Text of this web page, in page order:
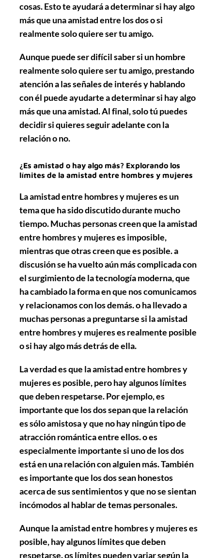
cosas. Esto te ayudará a determinar si hay algo
más que una amistad entre los dos o si
realmente solo quiere ser tu amigo.
Aunque puede ser difícil saber si un hombre
realmente solo quiere ser tu amigo, prestando
atención a las señales de interés y hablando
con él puede ayudarte a determinar si hay algo
más que una amistad. Al final, solo tú puedes
decidir si quieres seguir adelante con la
relación o no.
¿Es amistad o hay algo más? Explorando los
límites de la amistad entre hombres y mujeres
La amistad entre hombres y mujeres es un
tema que ha sido discutido durante mucho
tiempo. Muchas personas creen que la amistad
entre hombres y mujeres es imposible,
mientras que otras creen que es posible. a
discusión se ha vuelto aún más complicada con
el surgimiento de la tecnología moderna, que
ha cambiado la forma en que nos comunicamos
y relacionamos con los demás. o ha llevado a
muchas personas a preguntarse si la amistad
entre hombres y mujeres es realmente posible
o si hay algo más detrás de ella.
La verdad es que la amistad entre hombres y
mujeres es posible, pero hay algunos límites
que deben respetarse. Por ejemplo, es
importante que los dos sepan que la relación
es sólo amistosa y que no hay ningún tipo de
atracción romántica entre ellos. o es
especialmente importante si uno de los dos
está en una relación con alguien más. También
es importante que los dos sean honestos
acerca de sus sentimientos y que no se sientan
incómodos al hablar de temas personales.
Aunque la amistad entre hombres y mujeres es
posible, hay algunos límites que deben
respetarse. os límites pueden variar según la